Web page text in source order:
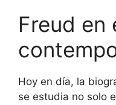
Freud en
Hoy en día, la
se estudia no solo